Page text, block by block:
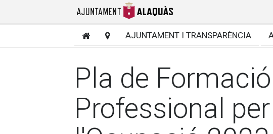
AJUNTAMENT I TRANSPARÈNCIA
Pla de Formació
Professional